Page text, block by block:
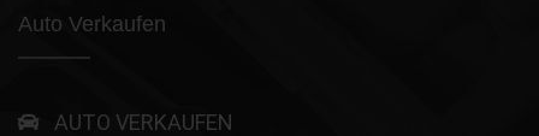
Auto Verkaufen
AUTO VERKAUFEN